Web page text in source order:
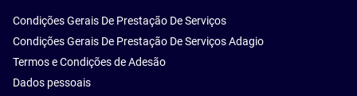
Condições Gerais De Prestação De Serviços
Condições Gerais De Prestação De Serviços Adagio
Termos e Condições de Adesão
Dados pessoais